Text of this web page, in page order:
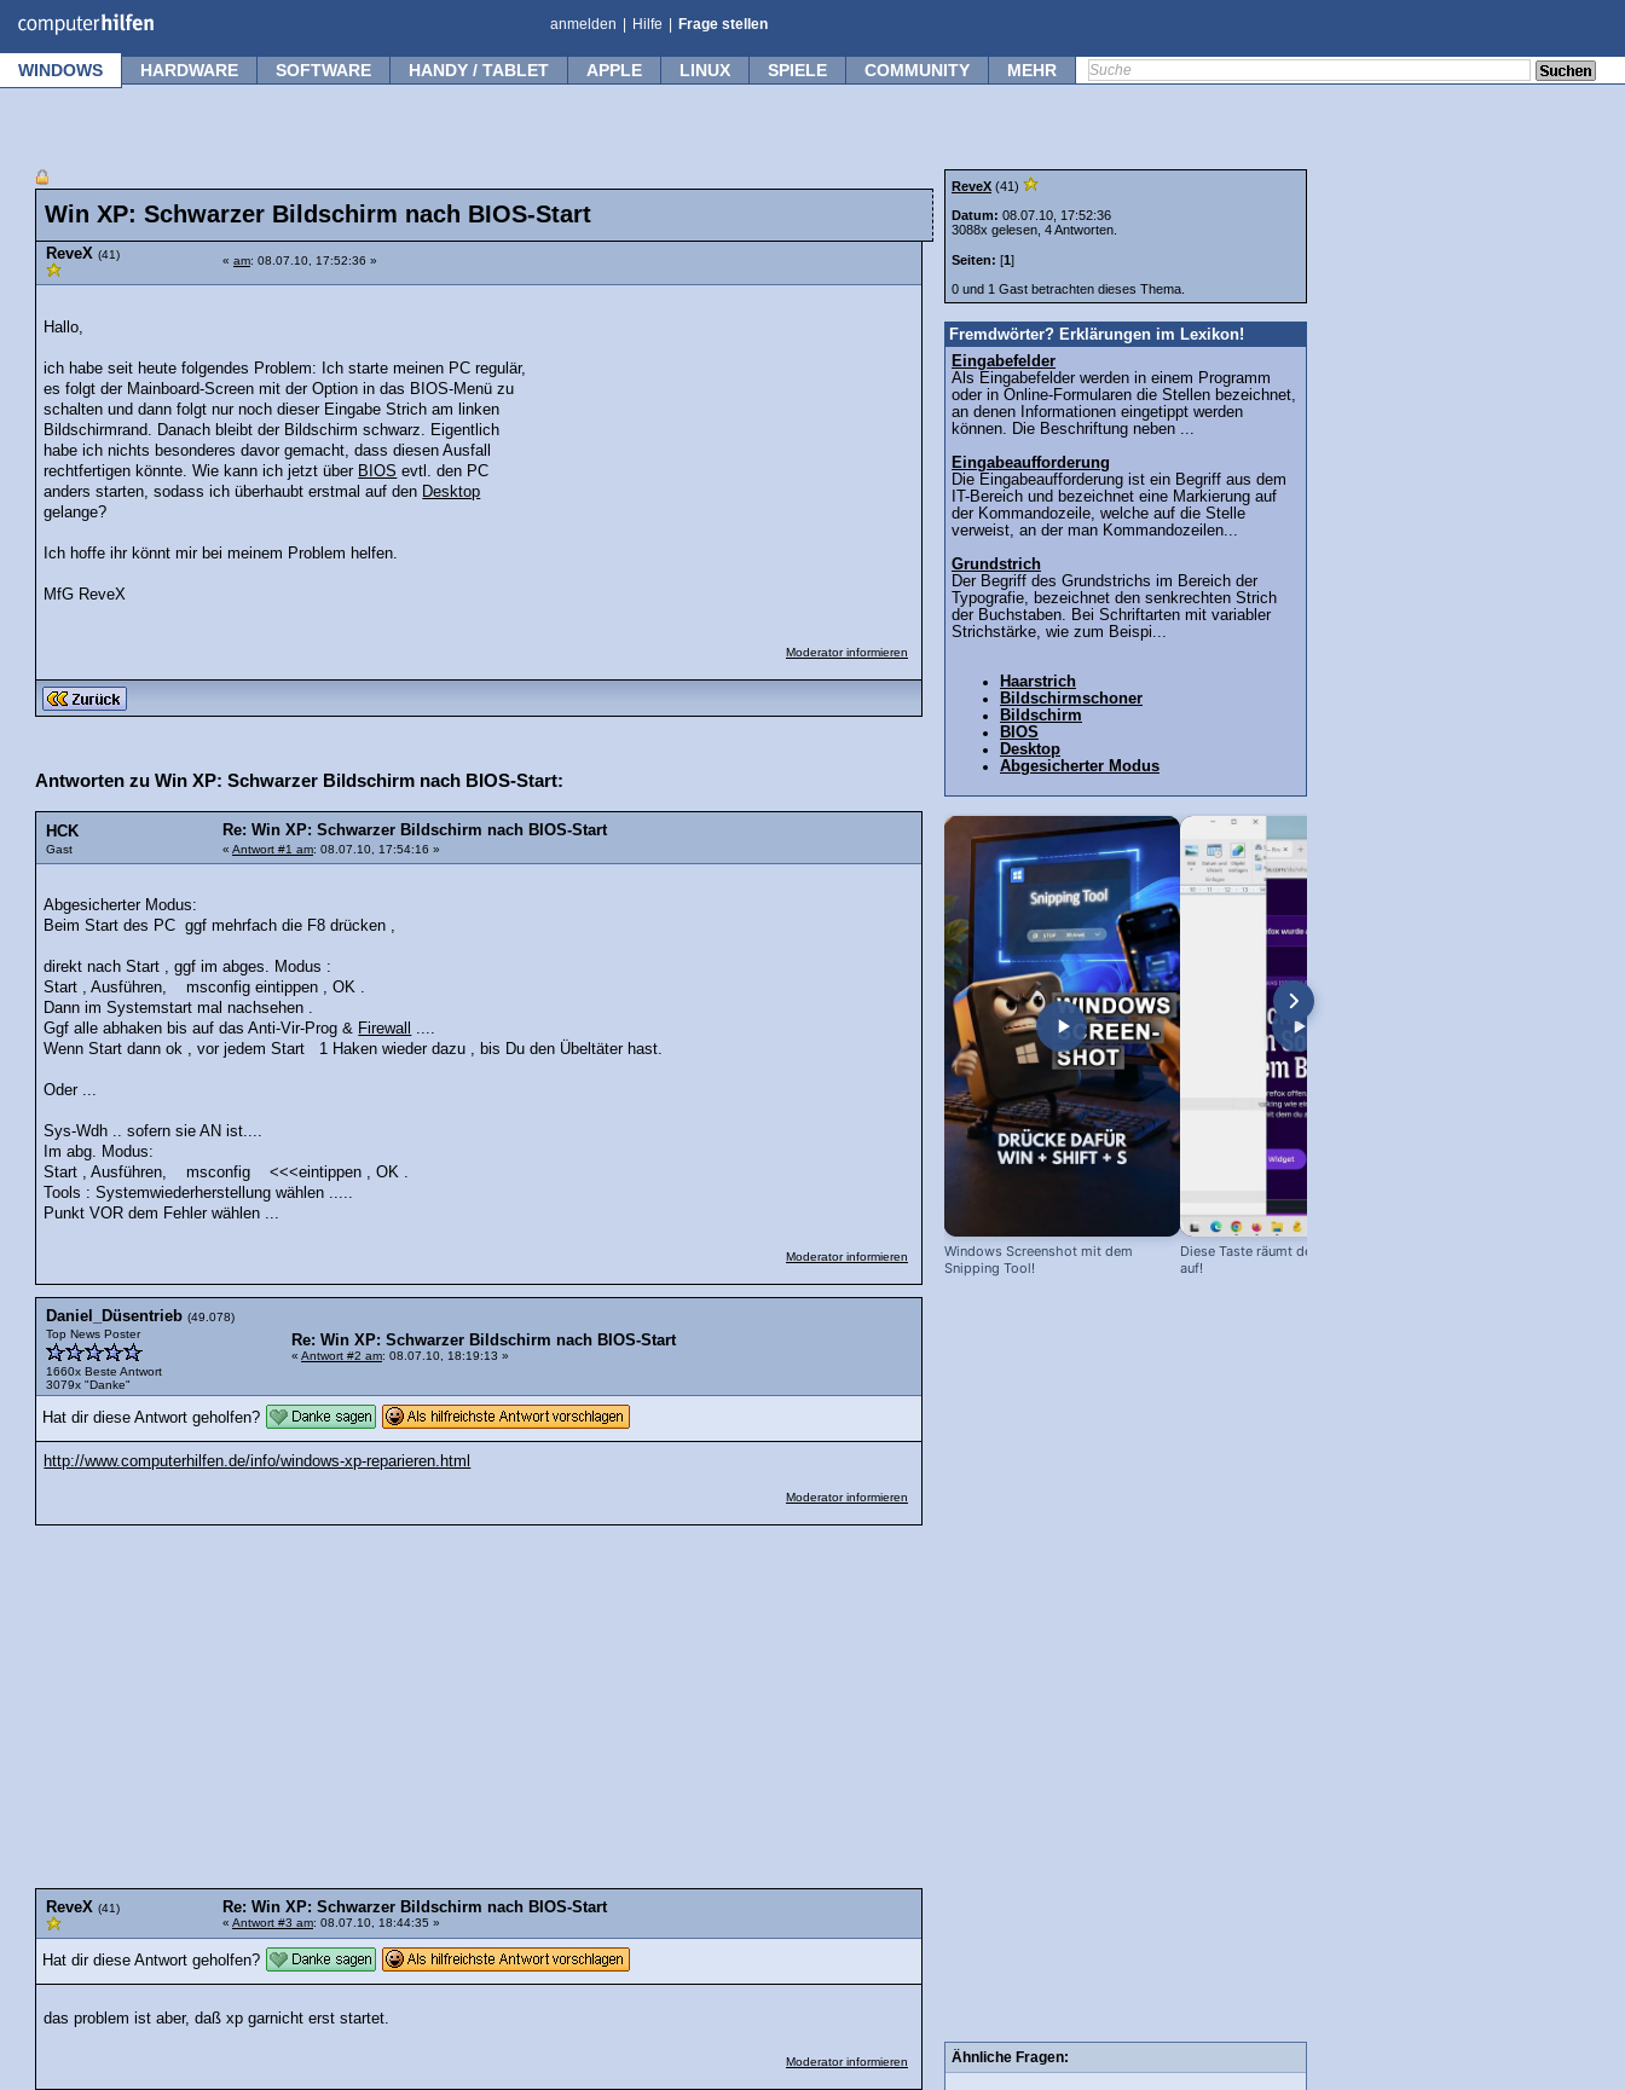
anmelden Hilfe Frage stellen
WINDOWS HARDWARE SOFTWARE HANDY / TABLET APPLE LINUX SPIELE COMMUNITY MEHR
Win XP: Schwarzer Bildschirm nach BIOS-Start
ReveX (41) « am: 08.07.10, 17:52:36 »
Hallo,
ich habe seit heute folgendes Problem: Ich starte meinen PC regulär,
es folgt der Mainboard-Screen mit der Option in das BIOS-Menü zu
schalten und dann folgt nur noch dieser Eingabe Strich am linken
Bildschirmrand. Danach bleibt der Bildschirm schwarz. Eigentlich
habe ich nichts besonderes davor gemacht, dass diesen Ausfall
rechtfertigen könnte. Wie kann ich jetzt über BIOS evtl. den PC
anders starten, sodass ich überhaubt erstmal auf den Desktop
gelange?
Ich hoffe ihr könnt mir bei meinem Problem helfen.
MfG ReveX
Moderator informieren
Antworten zu Win XP: Schwarzer Bildschirm nach BIOS-Start:
HCK
Gast
Re: Win XP: Schwarzer Bildschirm nach BIOS-Start
« Antwort #1 am: 08.07.10, 17:54:16 »
Abgesicherter Modus:
Beim Start des PC ggf mehrfach die F8 drücken ,
direkt nach Start , ggf im abges. Modus :
Start , Ausführen, msconfig eintippen , OK .
Dann im Systemstart mal nachsehen .
Ggf alle abhaken bis auf das Anti-Vir-Prog & Firewall
....
Wenn Start dann ok , vor jedem Start 1 Haken wieder dazu , bis Du den Übeltäter hast.
Oder ...
Sys-Wdh .. sofern sie AN ist....
Im abg. Modus:
Start , Ausführen, msconfig <<<eintippen , OK .
Tools : Systemwiederherstellung wählen .....
Punkt VOR dem Fehler wählen ...
Moderator informieren
Daniel_Düsentrieb (49.078)
Top News Poster
1660x Beste Antwort
3079x "Danke"
Re: Win XP: Schwarzer Bildschirm nach BIOS-Start
« Antwort #2 am: 08.07.10, 18:19:13 »
Hat dir diese Antwort geholfen?
http://www.computerhilfen.de/info/windows-xp-reparieren.html
Moderator informieren
ReveX (41) Re: Win XP: Schwarzer Bildschirm nach BIOS-Start
« Antwort #3 am: 08.07.10, 18:44:35 »
Hat dir diese Antwort geholfen?
das problem ist aber, daß xp garnicht erst startet.
Moderator informieren
ReveX (41)
Datum: 08.07.10, 17:52:36
3088x gelesen, 4 Antworten.
Seiten: [1]
0 und 1 Gast betrachten dieses Thema.
Fremdwörter? Erklärungen im Lexikon!
Eingabefelder
Als Eingabefelder werden in einem Programm
oder in Online-Formularen die Stellen bezeichnet,
an denen Informationen eingetippt werden
können. Die Beschriftung neben ...
Eingabeaufforderung
Die Eingabeaufforderung ist ein Begriff aus dem
IT-Bereich und bezeichnet eine Markierung auf
der Kommandozeile, welche auf die Stelle
verweist, an der man Kommandozeilen...
Grundstrich
Der Begriff des Grundstrichs im Bereich der
Typografie, bezeichnet den senkrechten Strich
der Buchstaben. Bei Schriftarten mit variabler
Strichstärke, wie zum Beispi...
Haarstrich
Bildschirmschoner
Bildschirm
BIOS
Desktop
Abgesicherter Modus
Windows Screenshot mit dem
Snipping Tool!
Diese Taste räumt deinen Bildschirm
auf!
Ähnliche Fragen: